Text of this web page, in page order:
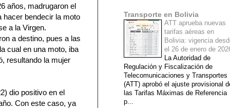
años, madrugaron el
hacer bendecir la moto
a la Virgen.
a destino, pues a las
cual en una moto, iba
resultando la mujer
dio positivo en el
Con este caso, ya
Transporte en Bolivia
ATT aprueba nuevas
tarifas aéreas en
Bolivia: vigencia
el 26 de enero de
La Autoridad de
Regulación y Fiscalización de
Telecomunicaciones y Transportes
(ATT) aprobó el ajuste provisional
las Tarifas Máximas de Referencia
p...